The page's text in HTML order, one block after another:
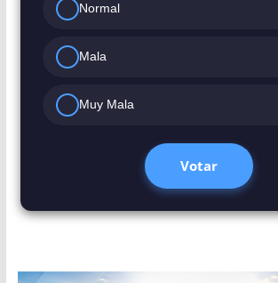
Normal
Mala
Muy Mala
Votar